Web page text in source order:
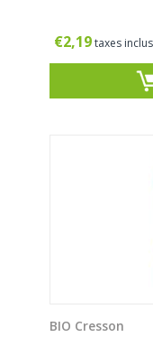
€2,19taxes
BIO Cresson